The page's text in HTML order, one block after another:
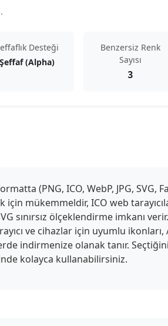
Desteği
Şeffaf (Alpha)
Benzersiz Renk
Sayısı
3
(PNG, ICO, WebP, JPG,
mükemmeldir, ICO web
sınırsız ölçeklendirme imkanı
ve cihazlar için uyumlu
indirmenize olanak tanır.
kolayca kullanabilirsiniz.